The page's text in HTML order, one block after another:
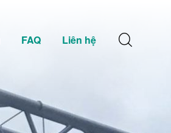
FAQ Liên hệ